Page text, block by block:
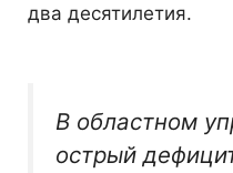
два десятилетия.
В областном
острый